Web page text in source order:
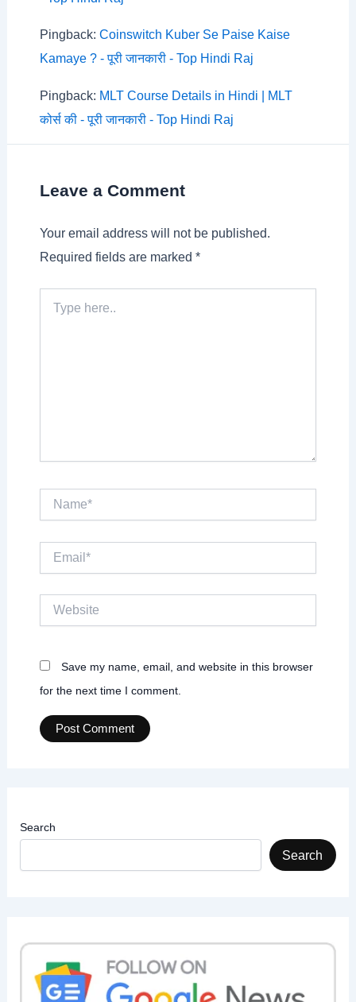
Pingback: Coinswitch Kuber Se Paise Kaise
Kamaye ? - पूरी जानकारी - Top Hindi Raj
Pingback: MLT Course Details in Hindi | MLT
कोर्स की - पूरी जानकारी - Top Hindi Raj
Leave a Comment
Your email address will not be published.
Required fields are marked *
here..
Name*
Save my name, email, and website in this browser
for the next time I comment.
Search
Search